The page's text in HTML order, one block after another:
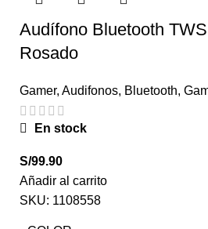
Audífono Bluetooth
Rosado
Gamer, Audifonos, Bluetooth,
En stock
S/99.90
Añadir al carrito
SKU: 1108558